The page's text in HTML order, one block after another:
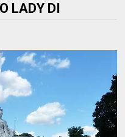
LADY DI